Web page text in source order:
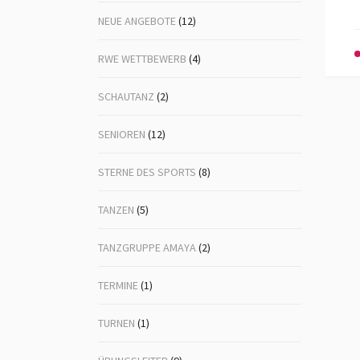
NEUE ANGEBOTE(12)
RWE WETTBEWERB (4)
SCHAUTANZ (2)
SENIOREN (12)
STERNE DES SPORTS (8)
TANZEN (5)
TANZGRUPPE AMAYA(2)
TERMINE(1)
TURNEN (1)